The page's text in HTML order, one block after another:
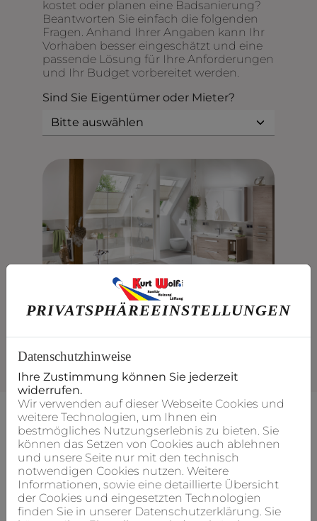
kostet oder planen eine Badsanierung?
Beantworten Sie einfach die folgenden
Fragen. Anhand Ihrer Angaben kann Ihr
Vorhaben besser eingeschätzt und eine
passende Lösung für Ihre Anforderungen
und Ihr Budget vorbereitet werden.
Sind Sie Eigentümer oder Mieter?
Kosten klar?
HIER FINDEN SIE WEITERE
PLANUNGSHILFEN:
PRIVATSPHÄRE­EINSTELLUNGEN
Datenschutzhinweise
Ihre Zustimmung können Sie jederzeit
widerrufen.
Wir verwenden auf dieser Webseite Cookies und
weitere Technologien, um Ihnen ein
bestmögliches Nutzungserlebnis zu bieten. Sie
können das Setzen von Cookies auch ablehnen
und unsere Seite nur mit den technisch
notwendigen Cookies nutzen. Weitere
Informationen, sowie eine detaillierte Übersicht
der Cookies und eingesetzten Technologien
finden Sie in unserer Datenschutzerklärung. Sie